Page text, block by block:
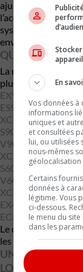
ajuste également
l’acoustique
système promet
enveloppante.
QUELS
La mise à jour
plusieurs modèles
EX90
ES90
XC90
S90
V90
XC60
S60
V60
XC40
EX40
EC40
Le calendrier de
les modèles.
UNE NOUVELLE
LOGICIELLE DE
appareil
En
Vos données
informations
uniques et
et consultées
lui, ou utilisées
nous-mêmes
géolocalisation
Certains
données à
légitime. Vous
ci-dessous.
le menu du
dans les